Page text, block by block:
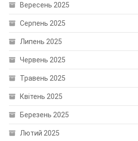
Вересень 2025
Серпень 2025
Липень 2025
Червень 2025
Травень 2025
Квітень 2025
Березень 2025
Лютий 2025